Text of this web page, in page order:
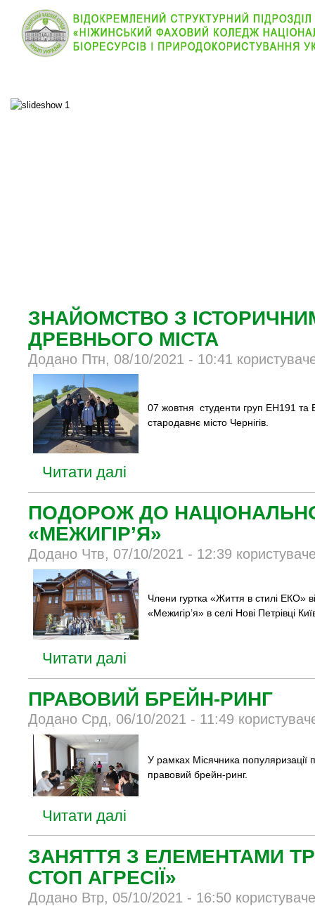
ЗНАЙОМСТВО З
ДРЕВНЬОГО МІСТА
Додано Птн, 08/10/2021 - 10:41
07 жовтня студенти груп ЕН191 та
стародавнє місто Чернігів.
Читати далі
ПОДОРОЖ ДО
«МЕЖИГІР’Я»
Додано Чтв, 07/10/2021 - 12:39
Члени гуртка «Життя в стилі ЕКО»
«Межигір’я» в селі Нові Петрівці
Читати далі
ПРАВОВИЙ БРЕЙН-РИНГ
Додано Срд, 06/10/2021 - 11:49
У рамках Місячника популяризації
правовий брейн-ринг.
Читати далі
ЗАНЯТТЯ З ЕЛЕМЕНТАМИ
СТОП АГРЕСІЇ»
Додано Втр, 05/10/2021 - 16:50